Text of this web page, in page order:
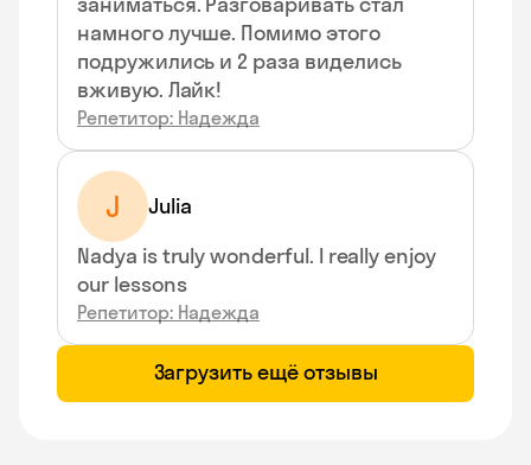
намного лучше. Помимо этого
подружились и 2 раза виделись
вживую. Лайк!
Репетитор: Надежда
J
Julia
Nadya is truly wonderful. I really enjoy
our lessons
Репетитор: Надежда
Загрузить ещё отзывы